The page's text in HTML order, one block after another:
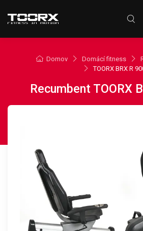
Domov Domácí fitness
TOORX BRX R
Recumbent TOORX